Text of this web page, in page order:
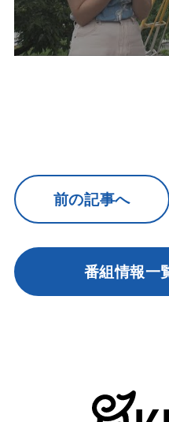
前の記事へ
番組情報一